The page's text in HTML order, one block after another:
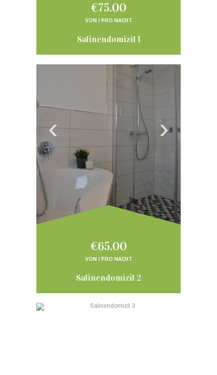
€75.00
VON / PRO NACHT
Salinendomizil 1
‹ ›
€65.00
VON / PRO NACHT
Salinendomizil 2